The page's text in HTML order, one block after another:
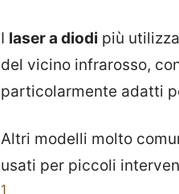
I laser a diodi più
del vicino infrarosso,
particolarmente adatti
Altri modelli molto
usati per piccoli
1